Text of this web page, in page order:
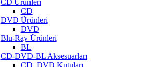
CD Ürünleri
CD
DVD Ürünleri
DVD
Blu-Ray Ürünleri
BL
CD-DVD-BL Aksesuarları
CD, DVD Kutuları